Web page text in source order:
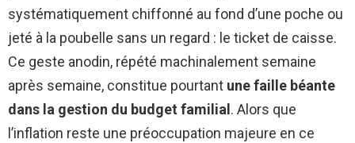
systématiquement chiffonné au fond d’une poche ou
jeté à la poubelle sans un regard : le ticket de caisse.
Ce geste anodin, répété machinalement semaine
après semaine, constitue pourtant une faille béante
dans la gestion du budget familial . Alors que
l’inflation reste une préoccupation majeure en ce